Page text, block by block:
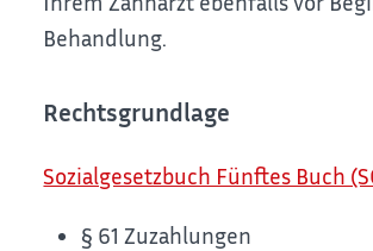
Behandlung.
Rechtsgrundlage
Sozialgesetzbuch Fünftes Buch
§ 61 Zuzahlungen